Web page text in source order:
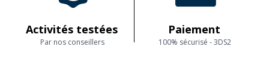
Activités testées
Par nos conseillers
Paiement
100% sécurisé - 3DS2